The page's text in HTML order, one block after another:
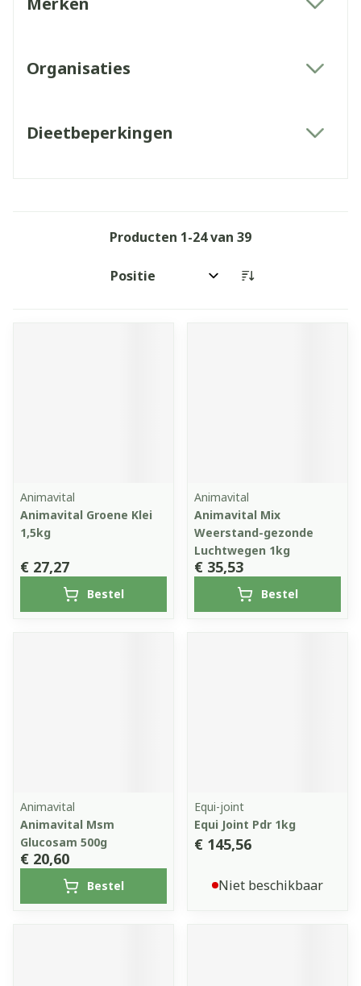
Organisaties
Dieetbeperkingen
Producten 1-24van 39
Sorteer op:
Animavital
Animavital Groene Klei
1,5kg
€ 27,27
Bestel
Animavital
Animavital Mix
Weerstand-gezonde
Luchtwegen 1kg
€ 35,53
Bestel
Animavital
Animavital Msm
Glucosam 500g
€ 20,60
Bestel
Equi-joint
Equi Joint Pdr 1kg
€ 145,56
Niet beschikbaar